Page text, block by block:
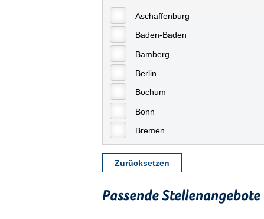
Aschaffenburg
Baden-Baden
Bamberg
Berlin
Bochum
Bonn
Bremen
Celle
Chemnitz
Zurücksetzen
Passende Stellenangebote